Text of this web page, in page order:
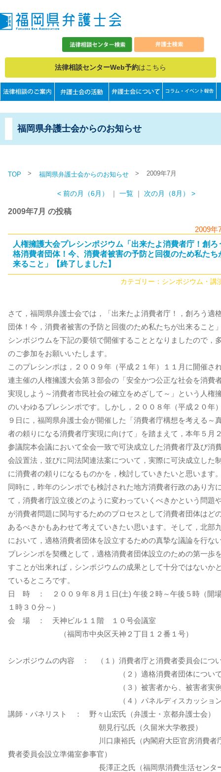
法律相談センターWeb予約はこちら
福岡県弁護士会からのお知らせ
TOP > 福岡県弁護士会からのお知らせ > 2009年7月
< 前の月（6月） ｜ 一覧 ｜ 次の月（8月） >
2009年7月 の投稿
2009年
人権擁護大会プレシンポジウム「出来たよ消費者庁！創ろ
格消費者団体！今、消費者被害の予防と回復のため私たち
来ること」【終了しました】
カテゴリー： シンポジウム・講
さて，福岡県弁護士会では，「出来たよ消費者庁！，創ろう適
団体！今，消費者被害の予防と回復のため私たちが出来ること
シンポジウムを下記の要領で開催することとなりましたので，
のご参加をお願いいたします。
このプレシンポは，２００９年（平成２１年）１１月に開催さ
連主催の人権擁護大会第３部会の「安全かつ公正な社会を消費
実現しよう～消費者市民社会の確立をめざして～」という人権
のいわゆるプレシンポです。しかし，２００８年（平成２０年
９日に，福岡県弁護士会が開催した「消費者庁構想を考える～
者の頼りになる消費者庁実現に向けて」を踏まえて，本年５月
参議院本会議において全会一致で可決成立した消費者庁及び消
会設置法，並びに同法関連法案について，実際に可決成立した
に消費者の頼りになるものかを，検討していきたいと思います
同時に，昨年のシンポでも検討された地方消費者行政のあり方
て，消費者庁設立後どのように変わっていくべきかという問題
が消費者問題に関与するためのプロセスとして消費者団体はど
あるべきかもあわせて考えていきたい思います。そして，北部
において，適格消費者団体を設立するための真摯な議論を行な
プレシンポを契機として，適格消費者団体設立のための第一歩
すことが出来れば，シンポジウムの成果として十分ではないか
ているところです。
日 時 ： ２００９年８月１日(土) 午後２時～午後５時（開
１時３０分～）
会 場 ： 天神ビル１１階 １０号会議室
（福岡市中央区天神２丁目１２番１号）
シンポジウムの内容 ： （１）消費者庁と消費者委員会につ
（２）適格消費者団体につい
（３）被害者から、被害者実例
（４）パネルディスカッショ
講師・パネリスト ： 野々山宏氏（弁護士・京都弁護士会）
朝見行弘氏（久留米大学教授）
川口康裕氏（内閣府大臣官房消費者庁
費者委員会設立準備室参事官）
長澤正之氏（福岡県消費生活センター